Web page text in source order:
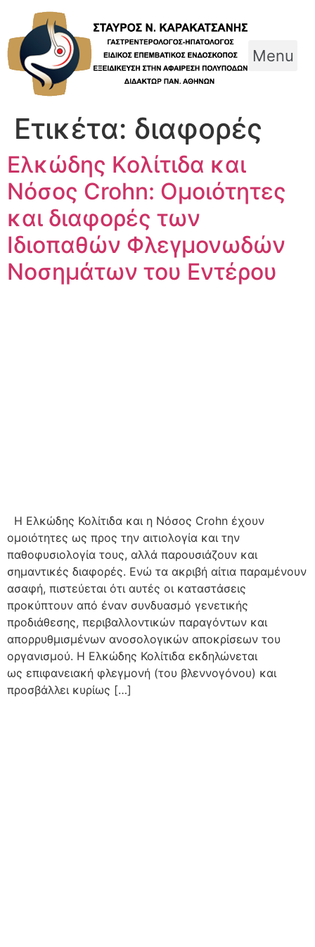
content
Menu
Ετικέτα: διαφορές
Ελκώδης Kολίτιδα και
Νόσος Crohn: Ομοιότητες
και διαφορές των
Ιδιοπαθών Φλεγμονωδών
Νοσημάτων του Εντέρου
Η Ελκώδης Κολίτιδα και η Νόσος Crohn έχουν
ομοιότητες ως προς την αιτιολογία και την
παθοφυσιολογία τους, αλλά παρουσιάζουν και
σημαντικές διαφορές. Ενώ τα ακριβή αίτια παραμένουν
ασαφή, πιστεύεται ότι αυτές οι καταστάσεις
προκύπτουν από έναν συνδυασμό γενετικής
προδιάθεσης, περιβαλλοντικών παραγόντων και
απορρυθμισμένων ανοσολογικών αποκρίσεων του
οργανισμού. Η Ελκώδης Κολίτιδα εκδηλώνεται
ως επιφανειακή φλεγμονή (του βλεννογόνου) και
προσβάλλει κυρίως […]